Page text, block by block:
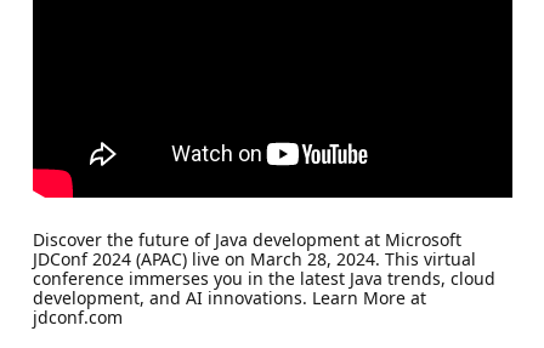
Discover the future of Java development at Microsoft
JDConf 2024 (APAC) live on March 28, 2024. This virtual
conference immerses you in the latest Java trends, cloud
development, and AI innovations. Learn More at
jdconf.com